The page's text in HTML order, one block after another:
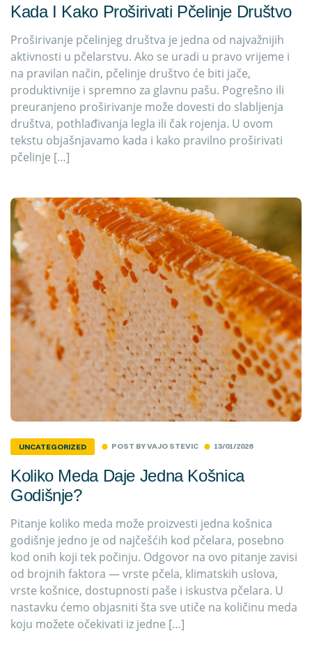
Kada I Kako Proširivati Pčelinje Društvo
Proširivanje pčelinjeg društva je jedna od najvažnijih
aktivnosti u pčelarstvu. Ako se uradi u pravo vrijeme i
na pravilan način, pčelinje društvo će biti jače,
produktivnije i spremno za glavnu pašu. Pogrešno ili
preuranjeno proširivanje može dovesti do slabljenja
društva, pothlađivanja legla ili čak rojenja. U ovom
tekstu objašnjavamo kada i kako pravilno proširivati
pčelinje […]
13/01/2026
UNCATEGORIZED POST BYVAJO STEVIC
Koliko Meda Daje Jedna Košnica
Godišnje?
Pitanje koliko meda može proizvesti jedna košnica
godišnje jedno je od najčešćih kod pčelara, posebno
kod onih koji tek počinju. Odgovor na ovo pitanje zavisi
od brojnih faktora — vrste pčela, klimatskih uslova,
vrste košnice, dostupnosti paše i iskustva pčelara. U
nastavku ćemo objasniti šta sve utiče na količinu meda
koju možete očekivati iz jedne […]